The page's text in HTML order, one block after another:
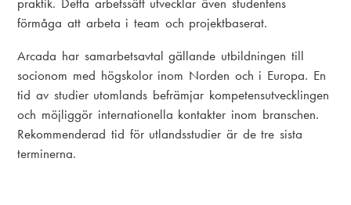
praktik. Detta arbetssätt utvecklar även studentens
förmåga att arbeta i team och projektbaserat.
Arcada har samarbetsavtal gällande utbildningen till
socionom med högskolor inom Norden och i Europa. En
tid av studier utomlands befrämjar kompetensutvecklingen
och möjliggör internationella kontakter inom branschen.
Rekommenderad tid för utlandsstudier är de tre sista
terminerna.